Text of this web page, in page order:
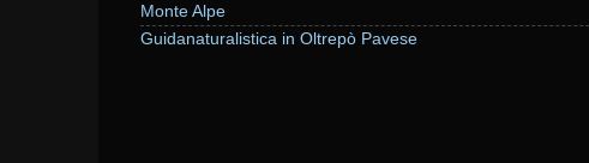
Monte Alpe
Guidanaturalistica in Oltrepò Pavese